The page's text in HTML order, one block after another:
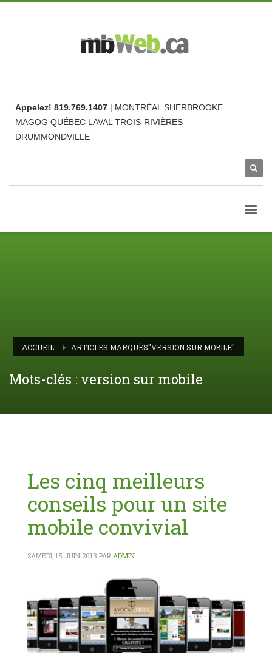
Appelez! 819.769.1407 | MONTRÉAL SHERBROOKE
MAGOG QUÉBEC LAVAL TROIS-RIVIÈRES
DRUMMONDVILLE
ACCUEIL ARTICLES MARQUÉS"VERSION SUR MOBILE"
Mots-clés : version sur mobile
Les cinq meilleurs
conseils pour un site
mobile convivial
SAMEDI, 15 JUIN 2013 PAR ADMIN